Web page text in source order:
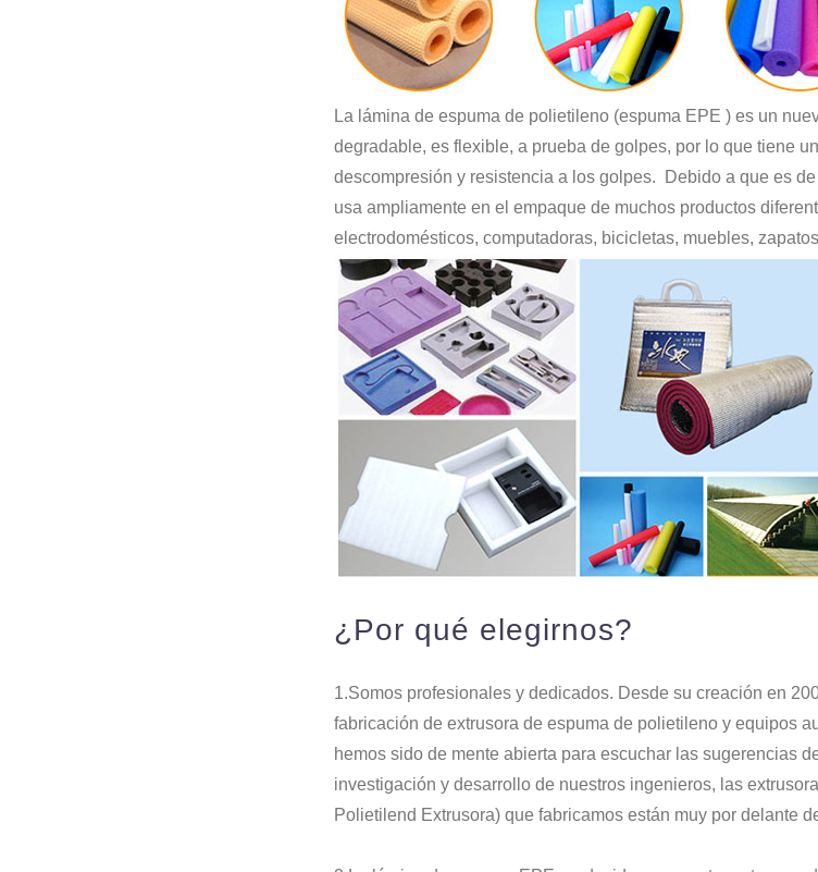
La lámina de espuma de polietileno (espuma EPE ) es un
degradable, es flexible, a prueba de golpes, por lo que tiene
descompresión y resistencia a los golpes. Debido a que es
usa ampliamente en el empaque de muchos productos
electrodomésticos, computadoras, bicicletas, muebles,
¿Por qué elegirnos?
1.Somos profesionales y dedicados. Desde su creación en
fabricación de extrusora de espuma de polietileno y equipos
hemos sido de mente abierta para escuchar las sugerencias
investigación y desarrollo de nuestros ingenieros, las
Polietilend Extrusora) que fabricamos están muy por delante